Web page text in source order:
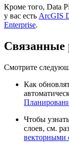
Кроме того, Data
у вас есть ArcGIS
Enterprise.
Связанные
Смотрите
Как
Чтобы
слоев, см.
векторными